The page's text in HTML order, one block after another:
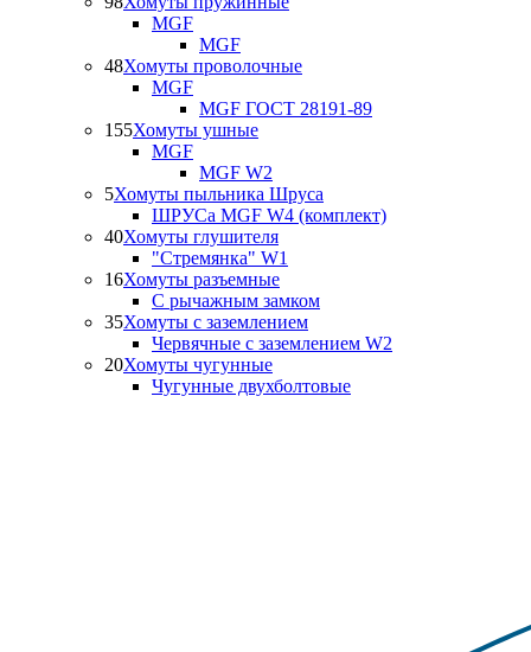
MGF
MGF
48Хомуты проволочные
MGF
MGF ГОСТ 28191-89
155Хомуты ушные
MGF
MGF W2
5Хомуты пыльника Шруса
ШРУСа MGF W4 (комплект)
40Хомуты глушителя
"Стремянка" W1
16Хомуты разъемные
С рычажным замком
35Хомуты с заземлением
Червячные с заземлением W2
20Хомуты чугунные
Чугунные двухболтовые